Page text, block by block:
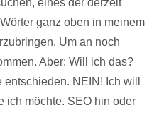
eines der derzeit
ganz oben in meinem
Um an noch
Aber: Will ich das?
entschieden. NEIN! Ich will
ich möchte. SEO hin oder